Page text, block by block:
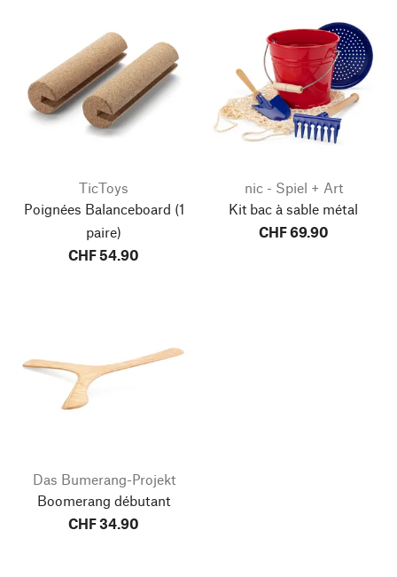
TicToys
Poignées Balanceboard (1
paire)
CHF 54.90
nic - Spiel + Art
Kit bac à sable métal
CHF 69.90
Das Bumerang-Projekt
Boomerang débutant
CHF 34.90